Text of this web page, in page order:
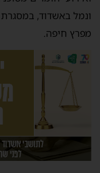
חיפה.